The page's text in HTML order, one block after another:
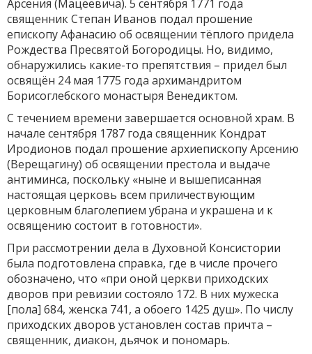
Арсения (Мацеевича). 5 сентября 1771 года
священник Степан Иванов подал прошение
епископу Афанасию об освящении тёплого придела
Рождества Пресвятой Богородицы. Но, видимо,
обнаружились какие-то препятствия – придел был
освящён 24 мая 1775 года архимандритом
Борисоглебского монастыря Венедиктом.
С течением времени завершается основной храм. В
начале сентября 1787 года священник Кондрат
Иродионов подал прошение архиепископу Арсению
(Верещагину) об освящении престола и выдаче
антиминса, поскольку «ныне и вышеписанная
настоящая церковь всем приличествующим
церковным благолепием убрана и украшена и к
освящению состоит в готовности».
При рассмотрении дела в Духовной Консистории
была подготовлена справка, где в числе прочего
обозначено, что «при оной церкви приходских
дворов при ревизии состояло 172. В них мужеска
[пола] 684, женска 741, а обоего 1425 душ». По числу
приходских дворов установлен состав причта –
священник, диакон, дьячок и пономарь.